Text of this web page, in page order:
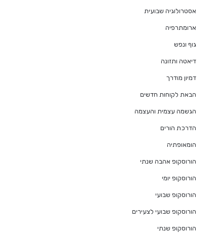
אסטרולוגיה שבועית
ארומתרפיה
גוף ונפש
דיאטה ותזונה
דמיון מודרך
הבאת לקוחות חדשים
הגשמה עצמית והעצמה
הדרכת הורים
הומאופתיה
הורוסקופ אהבה שנתי
הורוסקופ יומי
הורוסקופ שבועי
הורוסקופ שבועי לצעירים
הורוסקופ שנתי